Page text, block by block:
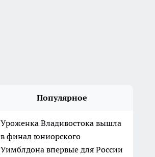
Популярное
Уроженка Владивостока вышла
в финал юниорского
Уимблдона впервые для России